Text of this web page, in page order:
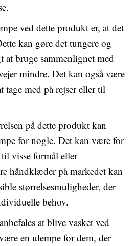
ved dette produkt er, at det
kan gøre det tungere og
at bruge sammenlignet med
mindre. Det kan også være
tage med på rejser eller til
på dette produkt kan
for nogle. Det kan være for
visse formål eller
håndklæder på markedet kan
størrelsesmuligheder, der
behov.
at blive vasket ved
en ulempe for dem, der